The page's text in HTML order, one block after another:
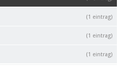
(1 eintrag)
(1 eintrag)
(1 eintrag)